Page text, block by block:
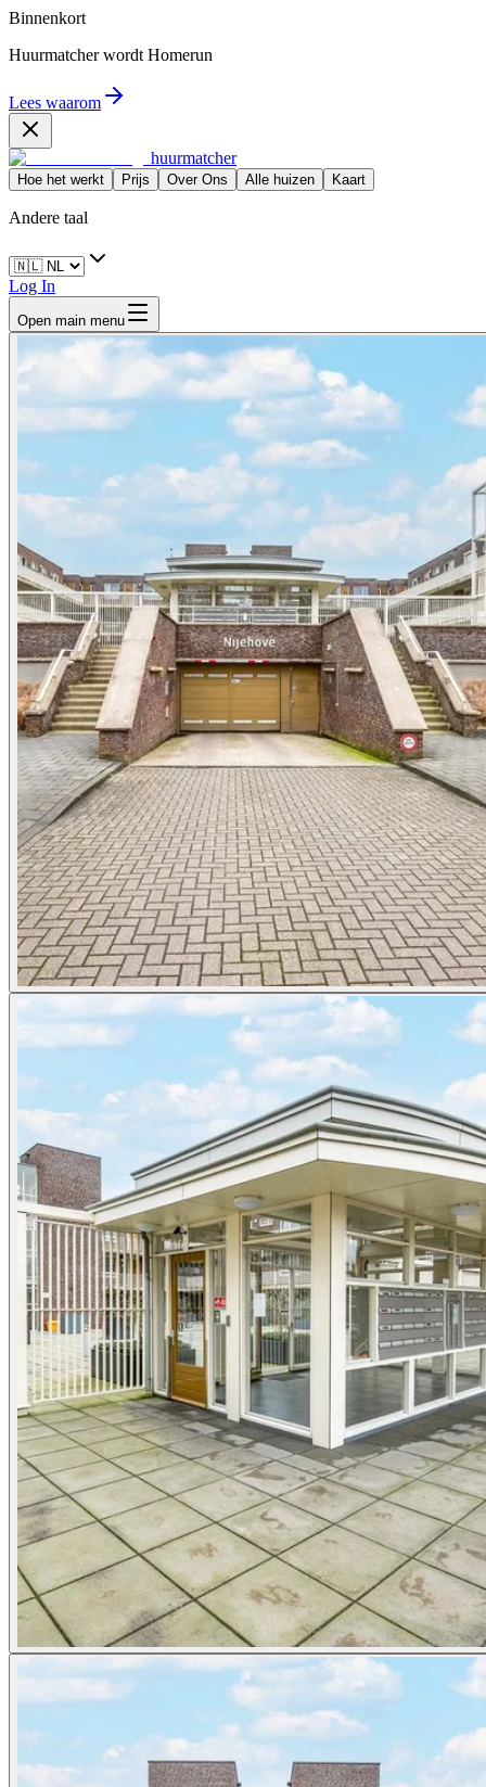
Binnenkort
Huurmatcher wordt Homerun
Lees waarom
huurmatcher
Hoe het werkt Prijs Over Ons Alle huizen Kaart
Andere taal
Log In
Open main menu